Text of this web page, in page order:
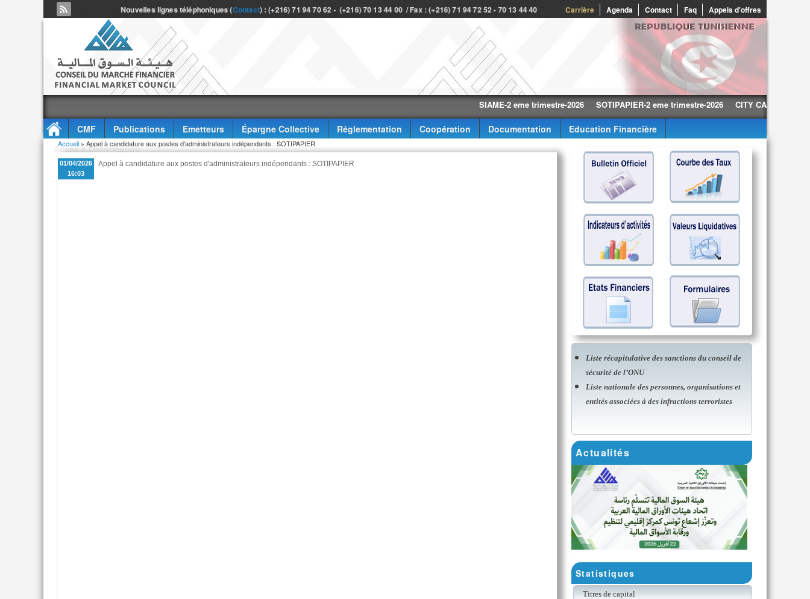
Carrière Agenda Contact Faq Appels d'offres
Nouvelles lignes téléphoniques (Contact) : (+216) 71 94 70 62 - (+216) 70 13 44 00 / Fax : (+216) 71 94 72 52 - 70 13 44 40
SIAME-2 eme trimestre-2026 SOTIPAPIER-2 eme trimestre-2026 CITY CARS-2 eme
CMF Publications Emetteurs Épargne Collective Réglementation Coopération Documentation
Education Financière
Accès à l'information
Vous êtes ici
Accueil » Appel à candidature aux postes d'administrateurs indépendants : SOTIPAPIER
01/04/2026
16:03
Appel à candidature aux postes d'administrateurs indépendants : SOTIPAPIER
Liste récapitulative des sanctions du conseil de
sécurité de l’ONU
Liste nationale des personnes, organisations et
entités associées à des infractions terroristes
Actualités
Statistiques
Titres de capital